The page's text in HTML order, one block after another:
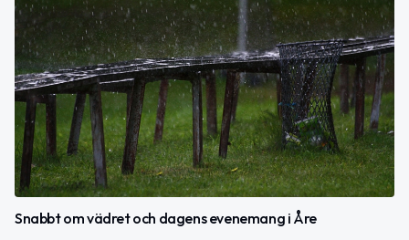
Snabbt om vädret och dagens evenemang i Åre